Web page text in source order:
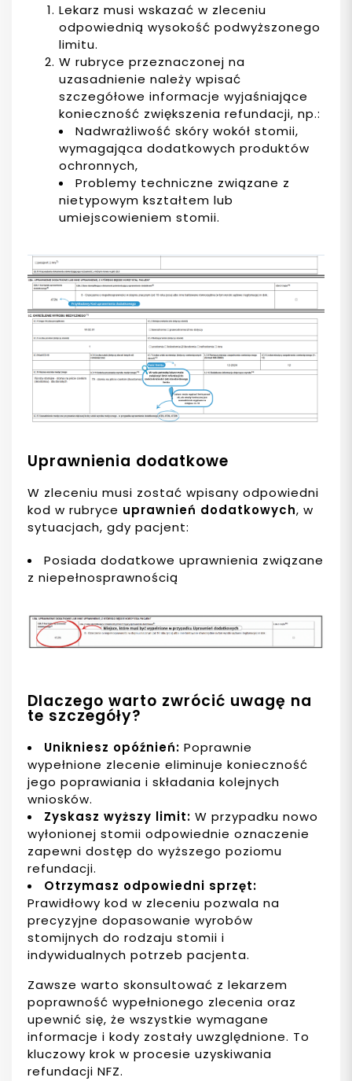
Lekarz musi wskazać w zleceniu
odpowiednią wysokość podwyższonego
limitu.
W rubryce przeznaczonej na
uzasadnienie należy wpisać
szczegółowe informacje wyjaśniające
konieczność zwiększenia refundacji, np.:
Nadwrażliwość skóry wokół stomii,
wymagająca dodatkowych produktów
ochronnych,
Problemy techniczne związane z
nietypowym kształtem lub
umiejscowieniem stomii.
Uprawnienia dodatkowe
W zleceniu musi zostać wpisany odpowiedni
kod w rubryce uprawnień dodatkowych, w
sytuacjach, gdy pacjent:
Posiada dodatkowe uprawnienia związane
z niepełnosprawnością
Dlaczego warto zwrócić uwagę na
te szczegóły?
Unikniesz opóźnień: Poprawnie
wypełnione zlecenie eliminuje konieczność
jego poprawiania i składania kolejnych
wniosków.
Zyskasz wyższy limit: W przypadku nowo
wyłonionej stomii odpowiednie oznaczenie
zapewni dostęp do wyższego poziomu
refundacji.
Otrzymasz odpowiedni sprzęt:
Prawidłowy kod w zleceniu pozwala na
precyzyjne dopasowanie wyrobów
stomijnych do rodzaju stomii i
indywidualnych potrzeb pacjenta.
Zawsze warto skonsultować z lekarzem
poprawność wypełnionego zlecenia oraz
upewnić się, że wszystkie wymagane
informacje i kody zostały uwzględnione. To
kluczowy krok w procesie uzyskiwania
refundacji NFZ.